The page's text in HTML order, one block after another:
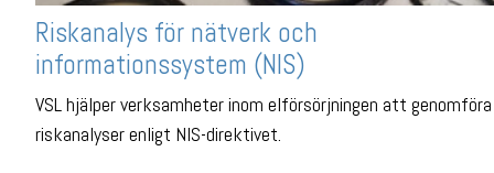
Riskanalys för nätverk och
informationssystem (NIS)
VSL hjälper verksamheter inom elförsörjningen att genomföra
riskanalyser enligt NIS-direktivet.